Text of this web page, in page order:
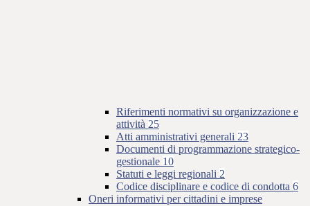
Riferimenti normativi su organizzazione e
attività 25
Atti amministrativi generali 23
Documenti di programmazione strategico-
gestionale 10
Statuti e leggi regionali 2
Codice disciplinare e codice di condotta 6
Oneri informativi per cittadini e imprese